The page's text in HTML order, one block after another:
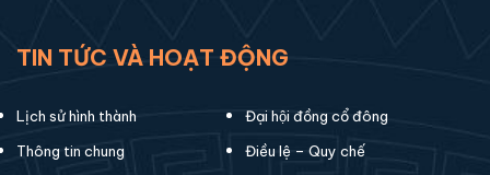
TIN TỨC VÀ HOẠT ĐỘNG
Lịch sử hình thành
Thông tin chung
Đại hội đồng cổ đông
Điều lệ – Quy chế